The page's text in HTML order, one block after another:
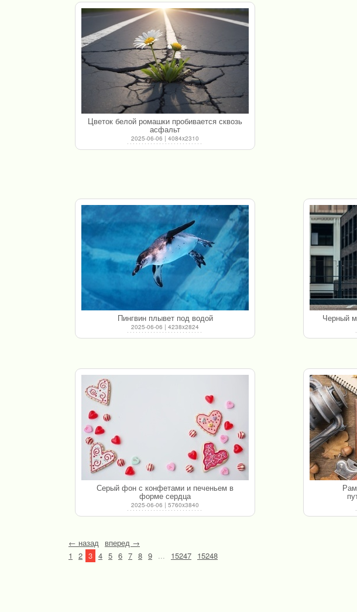
Цветок белой ромашки пробивается сквозь
асфальт
2025-06-06 | 4084x2310
Пингвин плывет под водой
2025-06-06 | 4238x2824
Черный
Серый фон с конфетами и печеньем в
форме сердца
2025-06-06 | 5760x3840
← назад вперед →
1
2 3 4 5 6 7 8 9 ... 15247 15248